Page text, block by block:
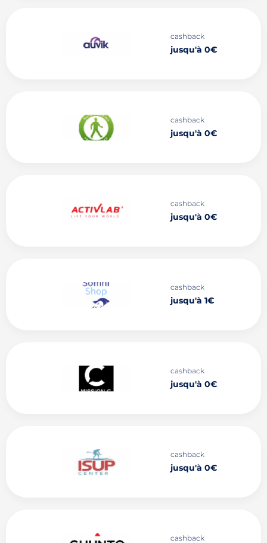
cashback
jusqu'à 0€
cashback
jusqu'à 0€
cashback
jusqu'à 0€
cashback
jusqu'à 1€
cashback
jusqu'à 0€
cashback
jusqu'à 0€
cashback